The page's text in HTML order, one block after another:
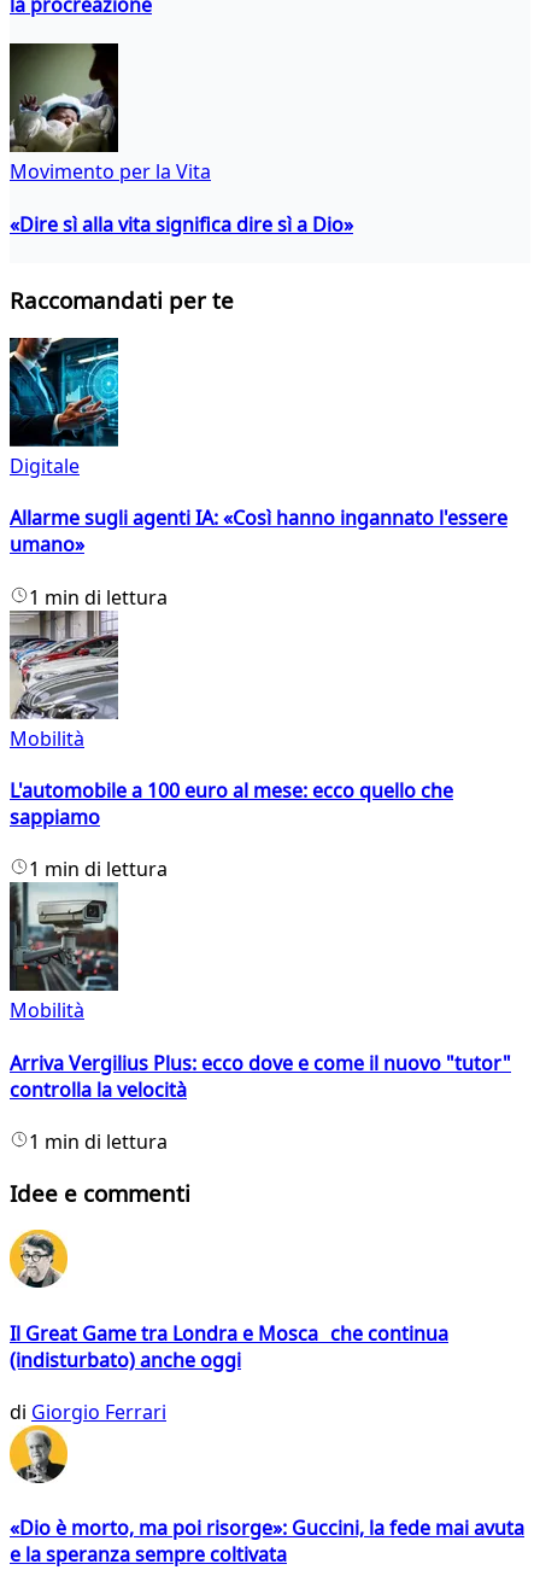
Movimento per la Vita
«Dire sì alla vita significa dire sì a Dio»
Raccomandati per te
Digitale
Allarme sugli agenti IA: «Così hanno ingannato l'essere
umano»
1 min di lettura
Mobilità
L'automobile a 100 euro al mese: ecco quello che
sappiamo
1 min di lettura
Mobilità
Arriva Vergilius Plus: ecco dove e come il nuovo "tutor"
controlla la velocità
1 min di lettura
Idee e commenti
Il Great Game tra Londra e Mosca che continua
(indisturbato) anche oggi
di Giorgio Ferrari
«Dio è morto, ma poi risorge»: Guccini, la fede mai avuta
e la speranza sempre coltivata